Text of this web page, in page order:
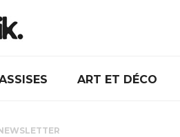
ART ET DÉCO